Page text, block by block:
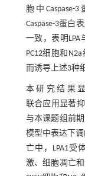
胞中
Caspase-3蛋白
一致，表明LPA
PC12细胞和
而诱导上述3种
本 研 究 结 果
联合应用显著抑
与本课题组前期
模型中表达下
亡中，LPA1受
激、细胞凋亡